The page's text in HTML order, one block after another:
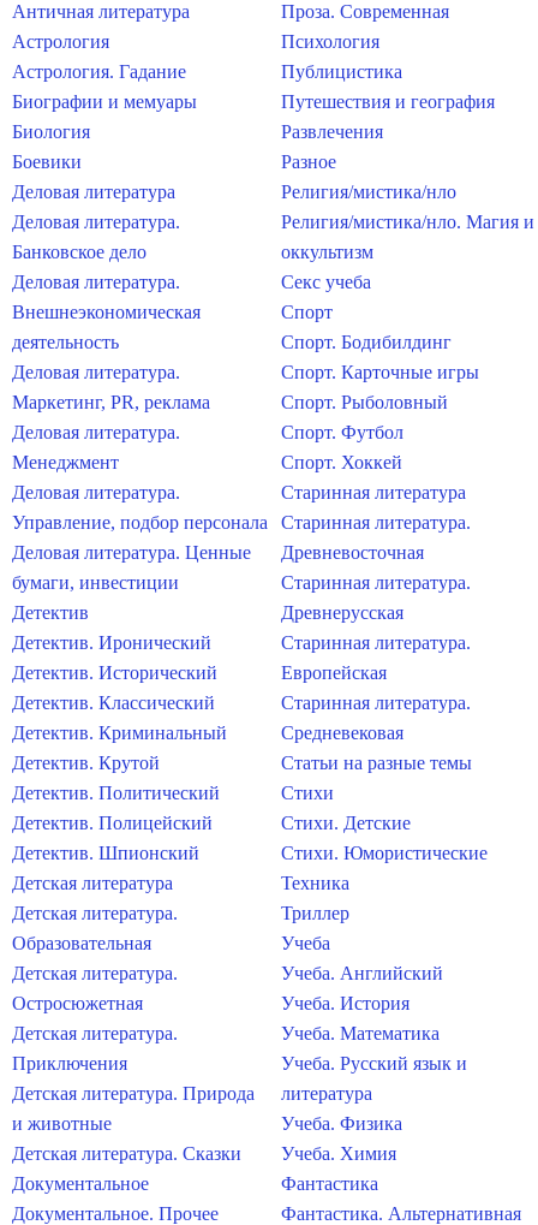
Античная литература
Астрология
Астрология. Гадание
Биографии и мемуары
Биология
Боевики
Деловая литература
Деловая литература.
Банковское дело
Деловая литература.
Внешнеэкономическая
деятельность
Деловая литература.
Маркетинг, PR, реклама
Деловая литература.
Менеджмент
Деловая литература.
Управление, подбор персонала
Деловая литература. Ценные
бумаги, инвестиции
Детектив
Детектив. Иронический
Детектив. Исторический
Детектив. Классический
Детектив. Криминальный
Детектив. Крутой
Детектив. Политический
Детектив. Полицейский
Детектив. Шпионский
Детская литература
Детская литература.
Образовательная
Детская литература.
Остросюжетная
Детская литература.
Приключения
Детская литература. Природа
и животные
Детская литература. Сказки
Документальное
Документальное. Прочее
Проза. Современная
Психология
Публицистика
Путешествия и география
Развлечения
Разное
Религия/мистика/нло
Религия/мистика/нло. Магия и
оккультизм
Секс учеба
Спорт
Спорт. Бодибилдинг
Спорт. Карточные игры
Спорт. Рыболовный
Спорт. Футбол
Спорт. Хоккей
Старинная литература
Старинная литература.
Древневосточная
Старинная литература.
Древнерусская
Старинная литература.
Европейская
Старинная литература.
Средневековая
Статьи на разные темы
Стихи
Стихи. Детские
Стихи. Юмористические
Техника
Триллер
Учеба
Учеба. Английский
Учеба. История
Учеба. Математика
Учеба. Русский язык и
литература
Учеба. Физика
Учеба. Химия
Фантастика
Фантастика. Альтернативная